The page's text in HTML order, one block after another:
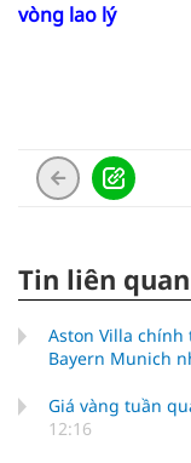
vòng lao lý
Tin liên quan
Aston Villa chính
Bayern Munich
Giá vàng tuần
12:16